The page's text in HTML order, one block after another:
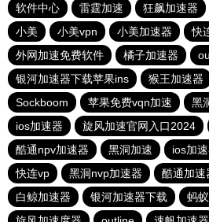
软件中心
雷霆加速 狂飙加速器
小美
小美vpn 小美加速器 快
外网加速免费软件
橘子加速器
银河加速器下载苹果ins
猴王加速器
Sockboom
苹果免费vqn加速 黑
ios加速器
旋风加速官网入口2024
酷通npv加速器
黑洞加速 ios加
快连vp
黑洞nvp加速器 酷通加速
白鲸加速器
银河加速器下载
蚂